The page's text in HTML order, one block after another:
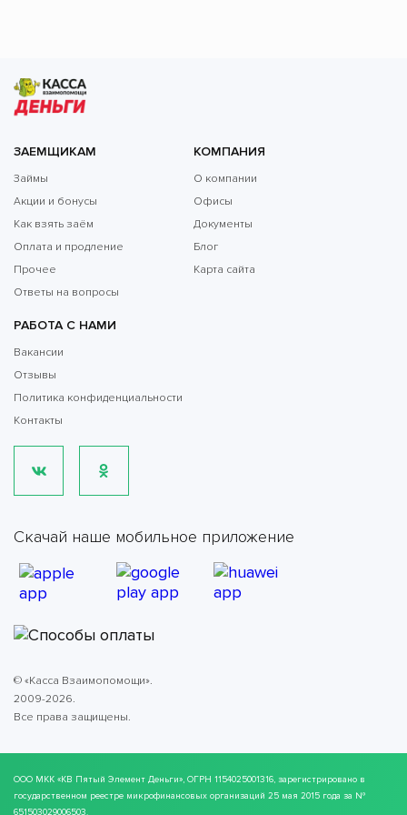
ЗАЕМЩИКАМ
Займы
Акции и бонусы
Как взять заём
Оплата и продление
Прочее
Ответы на вопросы
КОМПАНИЯ
О компании
Офисы
Документы
Блог
Карта сайта
РАБОТА С НАМИ
Вакансии
Отзывы
Политика конфиденциальности
Контакты
Скачай наше мобильное приложение
© «Касса Взаимопомощи».
2009-2026.
Все права защищены.
ООО МКК «КВ Пятый Элемент Деньги», ОГРН 1154025001316, зарегистрировано в
государственном реестре микрофинансовых организаций 25 мая 2015 года за №
651503029006503.